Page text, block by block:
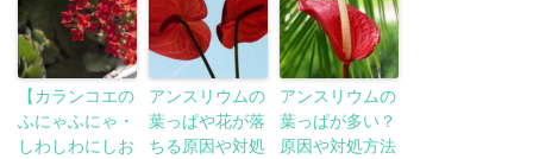
【カランコエの
ふにゃふにゃ・
しわしわにしお
アンスリウムの
葉っぱや花が落
ちる原因や対処
アンスリウムの
葉っぱが多い？
原因や対処方法